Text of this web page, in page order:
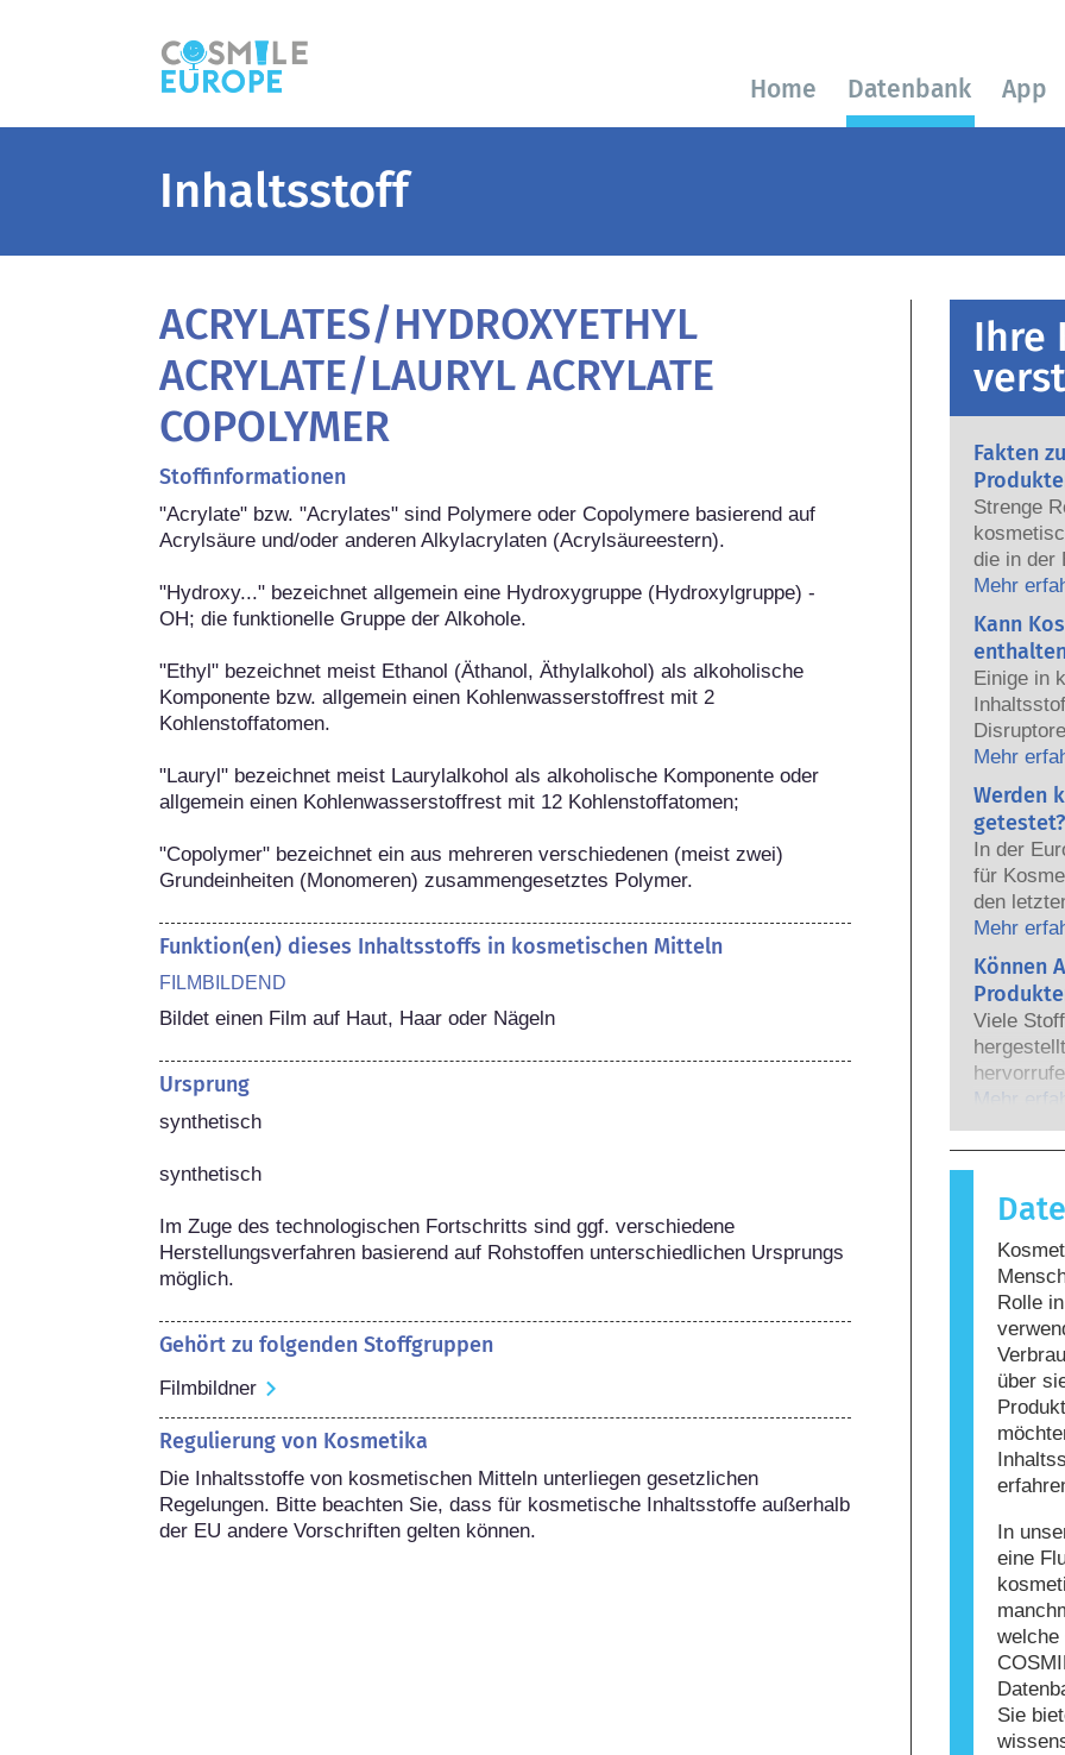
Home Datenbank App
Inhaltsstoff
ACRYLATES/HYDROXYETHYL
ACRYLATE/LAURYL ACRYLATE
COPOLYMER
Stoffinformationen
"Acrylate" bzw. "Acrylates" sind Polymere oder Copolymere basierend auf
Acrylsäure und/oder anderen Alkylacrylaten (Acrylsäureestern).
"Hydroxy..." bezeichnet allgemein eine Hydroxygruppe (Hydroxylgruppe) -
OH; die funktionelle Gruppe der Alkohole.
"Ethyl" bezeichnet meist Ethanol (Äthanol, Äthylalkohol) als alkoholische
Komponente bzw. allgemein einen Kohlenwasserstoffrest mit 2
Kohlenstoffatomen.
"Lauryl" bezeichnet meist Laurylalkohol als alkoholische Komponente oder
allgemein einen Kohlenwasserstoffrest mit 12 Kohlenstoffatomen;
"Copolymer" bezeichnet ein aus mehreren verschiedenen (meist zwei)
Grundeinheiten (Monomeren) zusammengesetztes Polymer.
Funktion(en) dieses Inhaltsstoffs in kosmetischen Mitteln
FILMBILDEND
Bildet einen Film auf Haut, Haar oder Nägeln
Ursprung
synthetisch
synthetisch
Im Zuge des technologischen Fortschritts sind ggf. verschiedene
Herstellungsverfahren basierend auf Rohstoffen unterschiedlichen Ursprungs
möglich.
Gehört zu folgenden Stoffgruppen
Filmbildner
Regulierung von Kosmetika
Die Inhaltsstoffe von kosmetischen Mitteln unterliegen gesetzlichen
Regelungen. Bitte beachten Sie, dass für kosmetische Inhaltsstoffe außerhalb
der EU andere Vorschriften gelten können.
Ihre
Fakten
Strenge
die in der
sicher für
Die
Mehr
Kann
Einige in
haben,
Hormone
das
heißt das
auch
sehr
zumeist
jemals
Produkte
Experten,
Mehr
Werden
In der
für
den
dem
von
Mehr
Können
Viele
wenn das
harmlos
Reaktion
Allergie
nicht,
nicht
Mehr
Rolle
über
In
eine
welche
Sie